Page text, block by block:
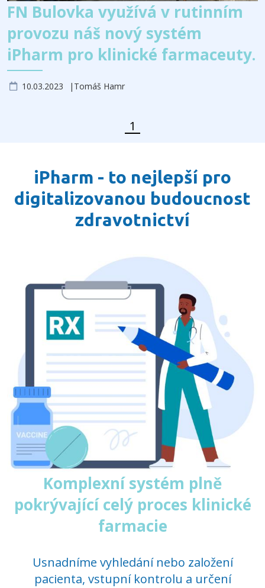
FN Bulovka využívá v rutinním
provozu náš nový systém
iPharm pro klinické farmaceuty.
10.03.2023 Tomáš Hamr
Předchozí stránka
Stránka
1
iPharm - to nejlepší pro
digitalizovanou budoucnost
zdravotnictví
Komplexní systém plně
pokrývající celý proces klinické
farmacie
Usnadníme vyhledání nebo založení
pacienta, vstupní kontrolu a určení